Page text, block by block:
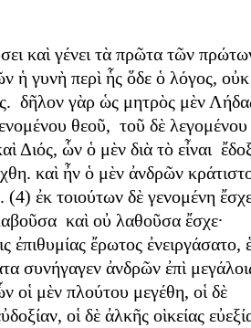
καὶ γένει τὰ πρῶτα τῶν
ἡ γυνὴ περὶ ἧς ὅδε ὁ λόγος, οὐκ
δῆλον γὰρ ὡς μητρὸς μὲν
θεοῦ, τοῦ δὲ λεγομένου
Διός, ὧν ὁ μὲν διὰ τὸ εἶναι
καὶ ἦν ὁ μὲν ἀνδρῶν
(4) ἐκ τοιούτων δὲ γενομένη
καὶ οὐ λαθοῦσα ἔσχε·
ἐπιθυμίας ἔρωτος ἐνειργάσατο,
συνήγαγεν ἀνδρῶν ἐπὶ
οἱ μὲν πλούτου μεγέθη, οἱ δὲ
οἱ δὲ ἀλκῆς οὶκείας